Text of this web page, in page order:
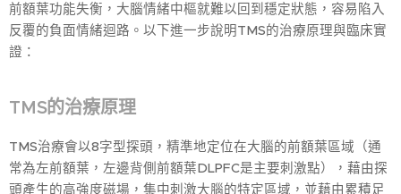
前額葉功能失衡，大腦情緒中樞就難以回到穩定狀態，容易陷入
反覆的負面情緒迴路。以下進一步說明TMS的治療原理與臨床實
證：
TMS的治療原理
TMS治療會以8字型探頭，精準地定位在大腦的前額葉區域（通
常為左前額葉，左邊背側前額葉DLPFC是主要刺激點），藉由探
頭產生的高強度磁場，集中刺激大腦的特定區域，並藉由累積足